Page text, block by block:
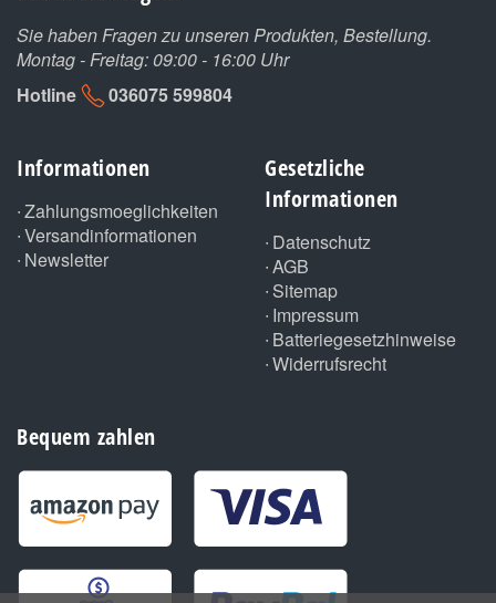
Sie haben Fragen zu unseren Produkten, Bestellung.
Montag - Freitag: 09:00 - 16:00 Uhr
Hotline
036075 599804
Informationen
Zahlungsmoeglichkeiten
Versandinformationen
Newsletter
Gesetzliche
Informationen
Datenschutz
AGB
Sitemap
Impressum
Batteriegesetzhinweise
Widerrufsrecht
Bequem zahlen